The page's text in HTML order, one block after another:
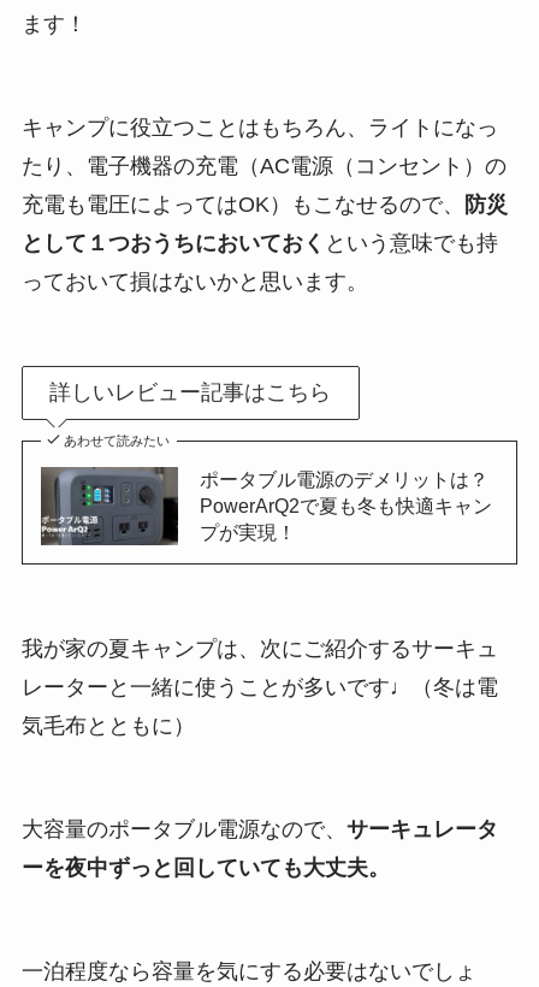
ます！
キャンプに役立つことはもちろん、ライトになっ
たり、電子機器の充電（AC電源（コンセント）の
充電も電圧によってはOK）もこなせるので、
防災
として１つおうちにおいておく という意味でも持
っておいて損はないかと思います。
詳しいレビュー記事はこちら
あわせて読みたい
ポータブル電源のデメリットは？
PowerArQ2で夏も冬も快適キャン
プが実現！
我が家の夏キャンプは、次にご紹介するサーキュ
レーターと一緒に使うことが多いです♩（冬は電
気毛布とともに）
大容量のポータブル電源なので、 サーキュレータ
ーを夜中ずっと回していても大丈夫。
一泊程度なら容量を気にする必要はないでしょ